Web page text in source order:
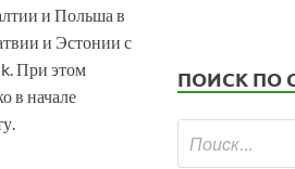
и Польша в
и Эстонии с
При этом
в начале
ПОИСК ПО